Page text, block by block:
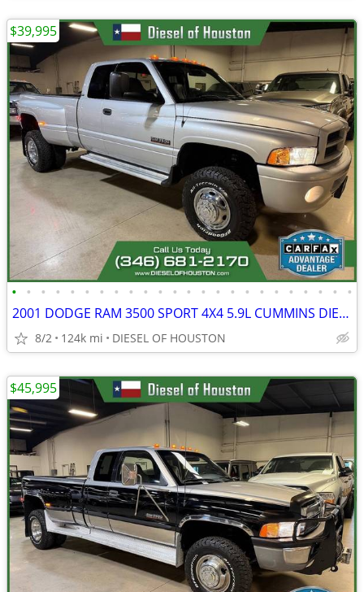
• • • • • • • • • • • • • • • • • • • • • • • •
2001 DODGE RAM 3500 SPORT 4X4 5.9L CUMMINS DIESEL AUTO
8/2 124k mi DIESEL OF HOUSTON
$39,995
$45,995